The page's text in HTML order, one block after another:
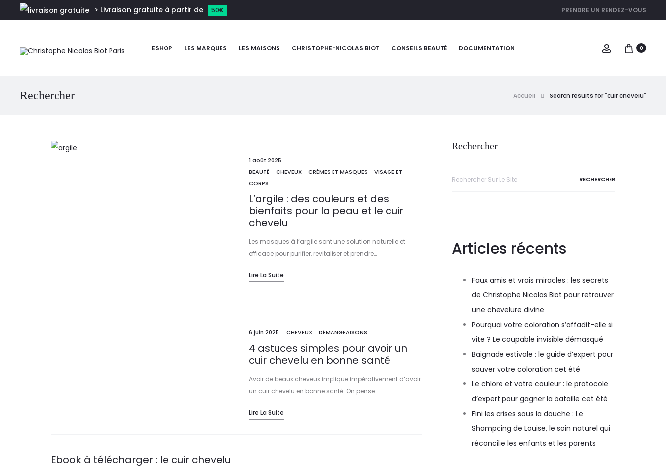
> Livraison gratuite à partir de 50€ PRENDRE UN RENDEZ-VOUS
ESHOP LES MARQUES LES MAISONS CHRISTOPHE-NICOLAS BIOT CONSEILS BEAUTÉ DOCUMENTATION 0
Rechercher Accueil Search results for "cuir chevelu"
1 août 2025
BEAUTÉ
CHEVEUX CRÈMES ET MASQUES
VISAGE ET
CORPS
L’argile : des couleurs et des
bienfaits pour la peau et le cuir
chevelu
Les masques à l’argile sont une solution naturelle et
efficace pour purifier, revitaliser et prendre…
Lire La Suite
6 juin 2025 CHEVEUX DÉMANGEAISONS
4 astuces simples pour avoir un
cuir chevelu en bonne santé
Avoir de beaux cheveux implique impérativement d’avoir
un cuir chevelu en bonne santé. On pense…
Lire La Suite
Ebook à télécharger : le cuir chevelu
Rechercher
Articles récents
Faux amis et vrais miracles : les secrets
de Christophe Nicolas Biot pour retrouver
une chevelure divine
Pourquoi votre coloration s’affadit-elle si
vite ? Le coupable invisible démasqué
Baignade estivale : le guide d’expert pour
sauver votre coloration cet été
Le chlore et votre couleur : le protocole
d’expert pour gagner la bataille cet été
Fini les crises sous la douche : Le
Shampoing de Louise, le soin naturel qui
réconcilie les enfants et les parents